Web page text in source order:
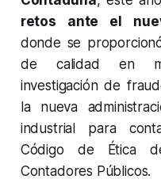
retos ante el
donde se
de calidad en
investigación de
la nueva
industrial para
Código de Ética
Contadores Públicos.